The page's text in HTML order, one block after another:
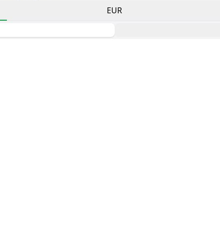
EUR